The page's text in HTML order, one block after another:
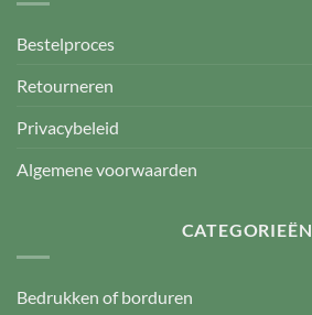
Bestelproces
Retourneren
Privacybeleid
Algemene voorwaarden
CATEGORIEËN
Bedrukken of borduren